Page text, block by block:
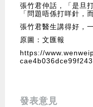
張竹君仲話，「是旦
「問題唔係打咩針，
張竹君醫生講得好，
原圖：文匯報
https://
發表意見